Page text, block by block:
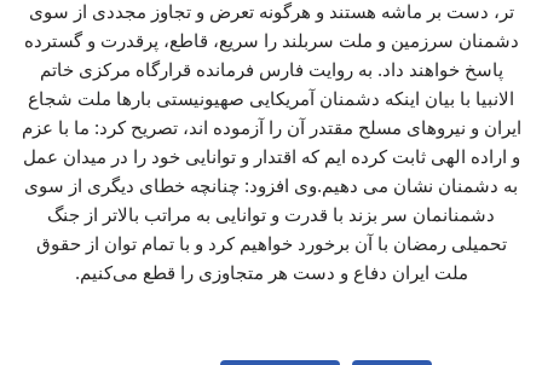
تر، دست بر ماشه هستند و هرگونه تعرض و تجاوز مجددی از سوی
دشمنان سرزمین و ملت سربلند را سریع، قاطع، پرقدرت و گسترده
پاسخ خواهند داد. به روایت فارس فرمانده قرارگاه مرکزی خاتم
الانبیا با بیان اینکه دشمنان آمریکایی صهیونیستی بارها ملت شجاع
ایران و نیروهای مسلح مقتدر آن را آزموده اند، تصریح کرد: ما با عزم
و اراده الهی ثابت کرده ایم که اقتدار و توانایی خود را در میدان عمل
به دشمنان نشان می دهیم.وی افزود: چنانچه خطای دیگری از سوی
دشمنانمان سر بزند با قدرت و توانایی به مراتب بالاتر از جنگ
تحمیلی رمضان با آن برخورد خواهیم کرد و با تمام توان از حقوق
ملت ایران دفاع و دست هر متجاوزی را قطع می‌کنیم.